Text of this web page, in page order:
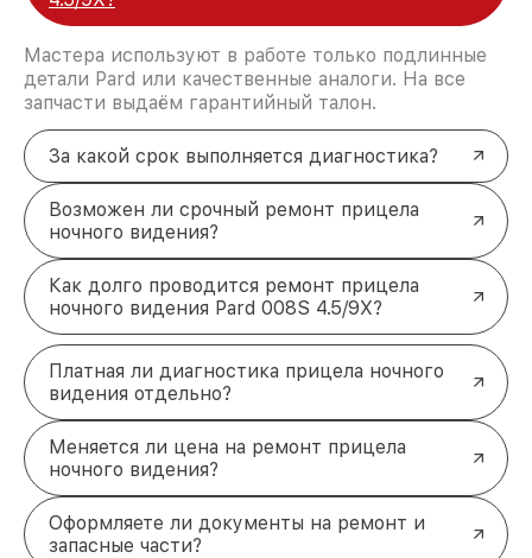
Мастера используют в работе только подлинные
детали Pard или качественные аналоги. На все
запчасти выдаём гарантийный талон.
За какой срок выполняется диагностика?
Возможен ли срочный ремонт прицела
ночного видения?
Как долго проводится ремонт прицела
ночного видения Pard 008S 4.5/9X?
Платная ли диагностика прицела ночного
видения отдельно?
Меняется ли цена на ремонт прицела
ночного видения?
Оформляете ли документы на ремонт и
запасные части?